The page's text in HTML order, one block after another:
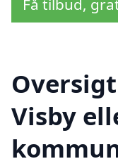
Få tilbud,
Visby